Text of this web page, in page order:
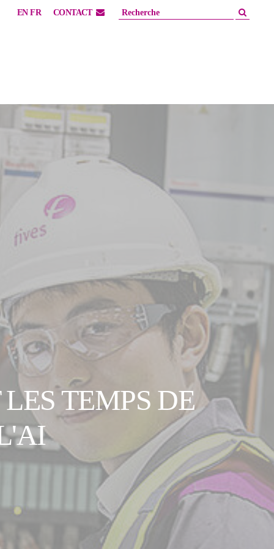
EN FR CONTACT
TEMPS DE